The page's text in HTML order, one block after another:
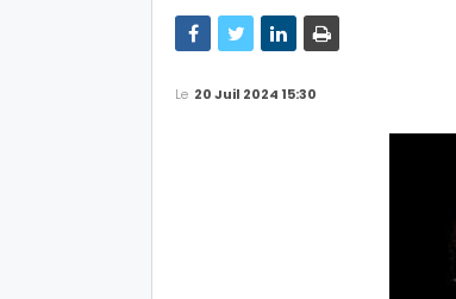
Le 20 Juil 2024 15:30